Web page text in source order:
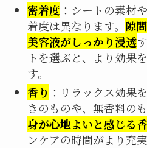
密着度：シートの素材
着度は異なります。 隙
美容液がしっかり浸透
トを選ぶと、より効果
す。
香り ：リラックス効果
きのものや、無香料の
身が心地よいと感じる
ンケアの時間がより充実